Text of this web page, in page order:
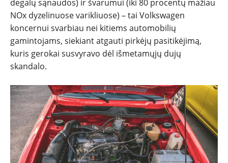
degalų sąnaudos) ir švarumui (iki 80 procentų mažiau
NOx dyzelinuose varikliuose) – tai Volkswagen
koncernui svarbiau nei kitiems automobilių
gamintojams, siekiant atgauti pirkėjų pasitikėjimą,
kuris gerokai susvyravo dėl išmetamųjų dujų
skandalo.